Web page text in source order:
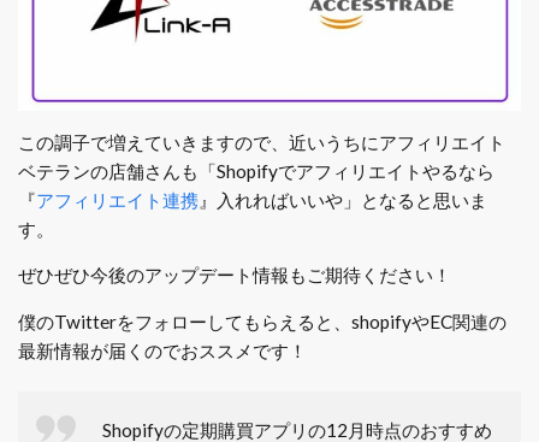
この調子で増えていきますので、近いうちにアフィリエイト
ベテランの店舗さんも「Shopifyでアフィリエイトやるなら
『アフィリエイト連携 』入れればいいや」となると思いま
す。
ぜひぜひ今後のアップデート情報もご期待ください！
僕のTwitterをフォローしてもらえると、shopifyやEC関連の
最新情報が届くのでおススメです！
Shopifyの定期購買アプリの12月時点のおすすめ